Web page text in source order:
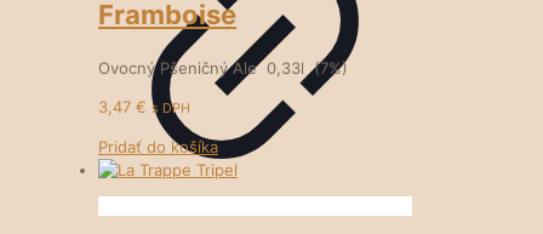
Framboise
Ovocný Pšeničný Ale 0,33l (7%)
3,47 € s DPH
Pridať do košíka